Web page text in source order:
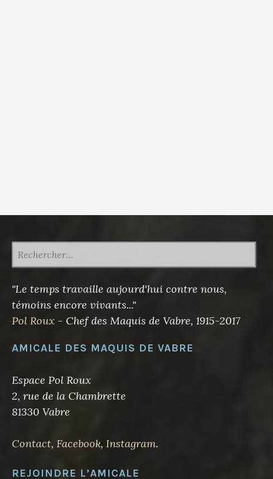
"Le temps travaille aujourd'hui contre nous,
témoins encore vivants..."
Pol Roux - Chef des Maquis de Vabre, 1915-2017
AMICALE DES MAQUIS DE VABRE
Espace Pol Roux
2, rue de la Chambrette
81330 Vabre
Contact, Facebook, Instagram.
REJOINDRE L’AMICALE